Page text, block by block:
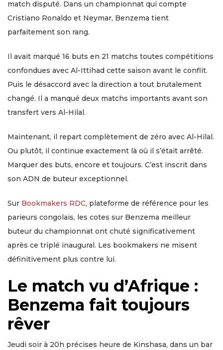
match disputé. Dans un championnat qui compte
Cristiano Ronaldo et Neymar, Benzema tient
parfaitement son rang.
Il avait marqué 16 buts en 21 matchs toutes compétitions
confondues avec Al-Ittihad cette saison avant le conflit.
Puis le désaccord avec la direction a tout brutalement
changé. Il a manqué deux matchs importants avant son
transfert vers Al-Hilal.
Maintenant, il repart complètement de zéro avec Al-Hilal.
Ou plutôt, il continue exactement là où il s’était arrêté.
Marquer des buts, encore et toujours. C’est inscrit dans
son ADN de buteur exceptionnel.
Sur Bookmakers RDC, plateforme de référence pour les
parieurs congolais, les cotes sur Benzema meilleur
buteur du championnat ont chuté significativement
après ce triplé inaugural. Les bookmakers ne misent
définitivement plus contre lui.
Le match vu d’Afrique :
Benzema fait toujours
rêver
Jeudi soir à 20h précises heure de Kinshasa, dans un bar